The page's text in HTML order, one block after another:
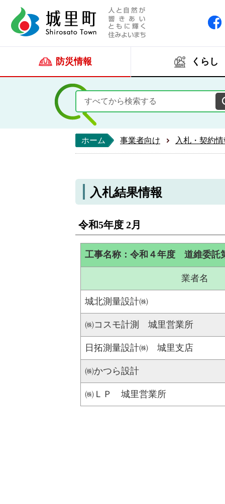
防災情報 くらし
ホーム 事業者向け 入札・契約
入札結果情報
令和5年度 2月
工事名称：令和４年度 道維委託
業者名
城北測量設計㈱
㈱コスモ計測 城里営業所
日拓測量設計㈱ 城里支店
㈱かつら設計
㈱ＬＰ 城里営業所